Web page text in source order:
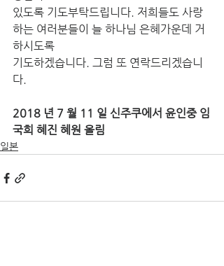
있도록 기도부탁드립니다. 저희들도 사랑
하는 여러분들이 늘 하나님 은혜가운데 거
하시도록
기도하겠습니다. 그럼 또 연락드리겠습니
다.
2018 년 7 월 11 일 신주쿠에서 윤인중 임
국희 혜진 혜원 올림
일본